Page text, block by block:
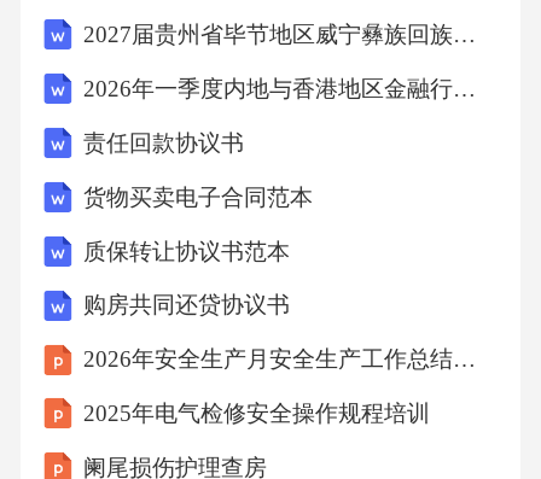
安全生产管理策略，审批安全投入，组织事故
调查处理，承担安全管理的决策与监督职责。2
025年新规对安全副社长职责的新要求决策层面
安全协同职责强化2025年新规要求企业配置安
全、生产与技术副总职位，安全副社长需在企
位考虑安全因素，从根本上减少安全隐患，共
同提升企业安全管理水平。专业资格与领导力
双重要求新规明确企业主要负责人和安全管理
人员需持有相关专业资格证书，安全副社长作
为安全管理核心力量，不仅需具备专业资格，
2027届贵州省毕节地区威宁彝族回族苗族自治县数学四上期末检测模拟试题含解析
2026年一季度内地与香港地区金融行业内部审计相关监管政策与动态
责任回款协议书
货物买卖电子合同范本
质保转让协议书范本
购房共同还贷协议书
2026年安全生产月安全生产工作总结与计划模板
2025年电气检修安全操作规程培训
阑尾损伤护理查房